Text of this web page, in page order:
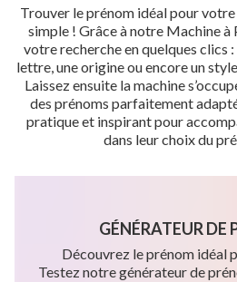
Trouver le prénom idéal pour votre
simple ! Grâce à notre Machine à
votre recherche en quelques clics
lettre, une origine ou encore un
Laissez ensuite la machine
des prénoms parfaitement
pratique et inspirant pour
dans leur choix du
GÉNÉRATEUR DE
Découvrez le prénom idéal
Testez notre générateur de